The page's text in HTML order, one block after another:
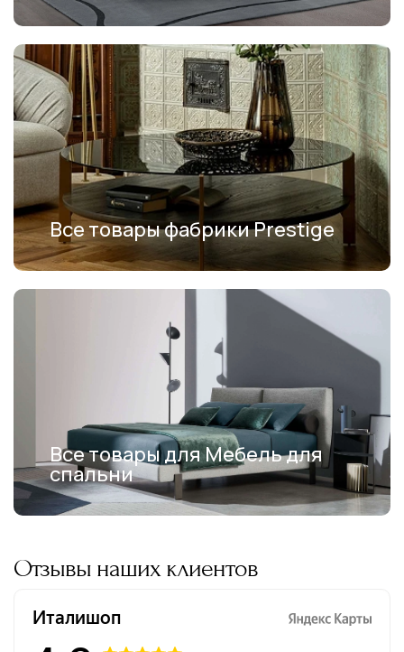
Все товары фабрики Prestige
Все товары для Мебель для
спальни
Отзывы наших клиентов